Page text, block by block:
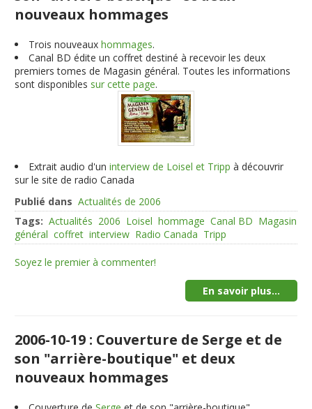
nouveaux hommages
Trois nouveauxhommages.
Canal BD édite un coffret destiné à recevoir les deux
premiers tomes de Magasin général. Toutes les informations
sont disponibles sur cette page.
Extrait audio d'uninterview de Loisel et Tripp à découvrir
sur le site de radio Canada
Publié dans Actualités de 2006
Tags: Actualités 2006 Loisel hommage Canal BD Magasin
général coffret interview Radio Canada Tripp
Soyez le premier à commenter!
En savoir plus...
2006-10-19 : Couverture de Serge et de
son "arrière-boutique" et deux
nouveaux hommages